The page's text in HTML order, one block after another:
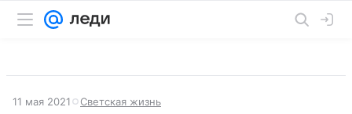
11 мая 2021 Светская жизнь